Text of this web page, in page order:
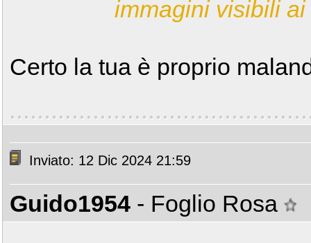
immagini visibili
Certo la tua è proprio
Inviato: 12 Dic 2024 21:59
Guido1954 - Foglio Rosa